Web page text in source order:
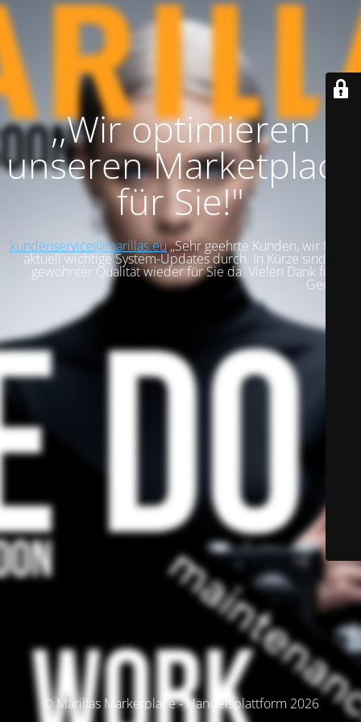
,,Wir optimieren
unseren Marketplace
für Sie!"
kundenservice@marillas.eu,,Sehr geehrte Kunden, wir führen
aktuell wichtige System-Updates durch. In Kürze sind wir in
gewohnter Qualität wieder für Sie da. Vielen Dank für Ihre
Geduld!".
© Marillas Marketplace - Handelsplattform 2026